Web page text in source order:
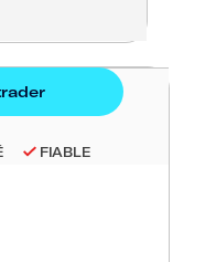
FIABLE